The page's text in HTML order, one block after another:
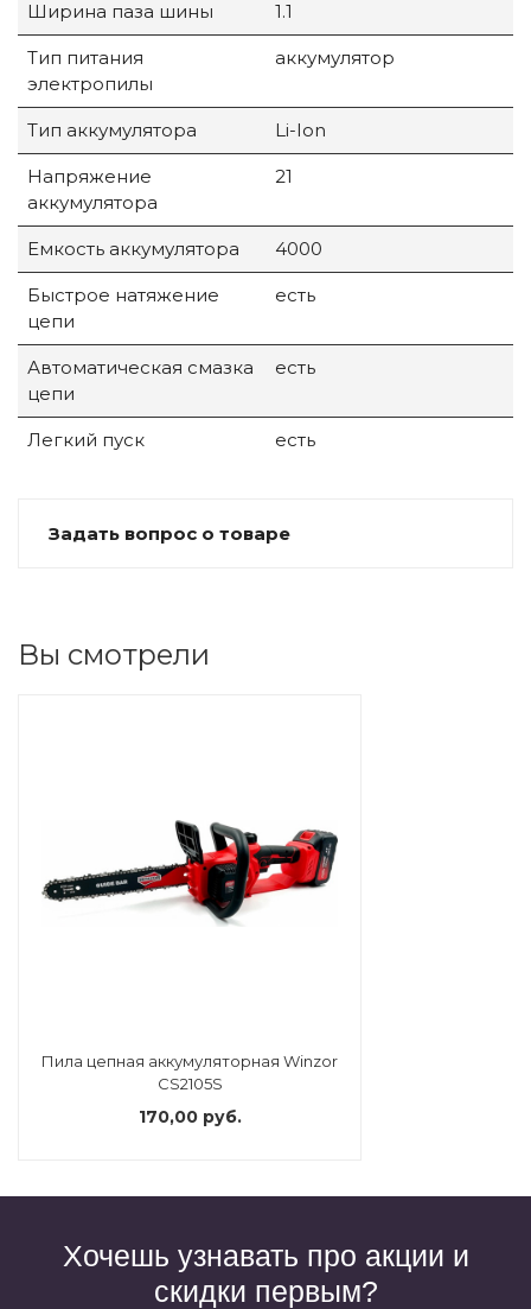
Ширина паза шины 1.1
Тип питания
электропилы
аккумулятор
Тип аккумулятора Li-Ion
Напряжение
аккумулятора
21
Емкость аккумулятора 4000
Быстрое натяжение
цепи
есть
Автоматическая смазка
цепи
есть
Легкий пуск есть
Задать вопрос о товаре
Вы смотрели
Пила цепная аккумуляторная Winzor
CS2105S
170,00 руб.
Хочешь узнавать про акции и
скидки первым?